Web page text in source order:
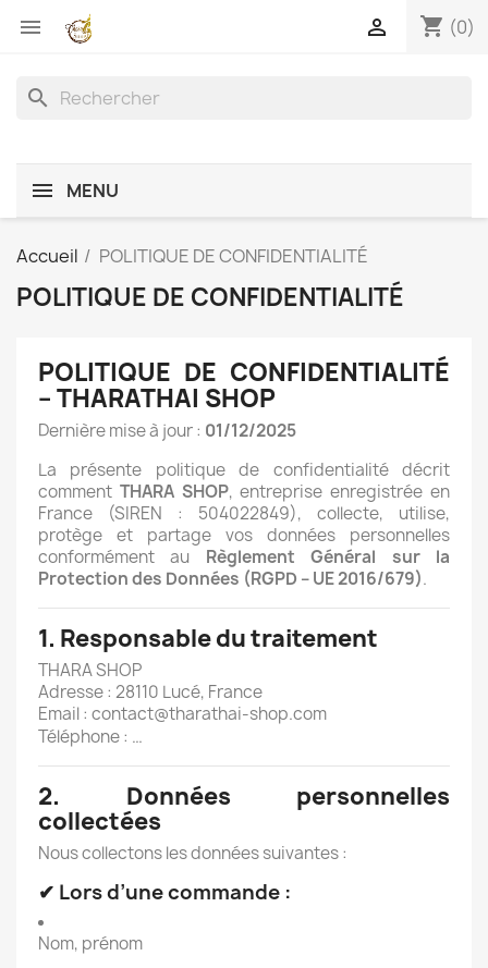
 shopping_cart (0)

search
MENU
Accueil POLITIQUE DE CONFIDENTIALITÉ
POLITIQUE DE CONFIDENTIALITÉ
POLITIQUE DE CONFIDENTIALITÉ
– THARATHAI SHOP
Dernière mise à jour : 01/12/2025
La présente politique de confidentialité décrit
comment THARA SHOP, entreprise enregistrée en
France (SIREN : 504022849), collecte, utilise,
protège et partage vos données personnelles
conformément au Règlement Général sur la
Protection des Données (RGPD – UE 2016/679).
1. Responsable du traitement
THARA SHOP
Adresse : 28110 Lucé, France
Email : contact@tharathai-shop.com
Téléphone : …
2. Données personnelles
collectées
Nous collectons les données suivantes :
✔ Lors d’une commande :
Nom, prénom